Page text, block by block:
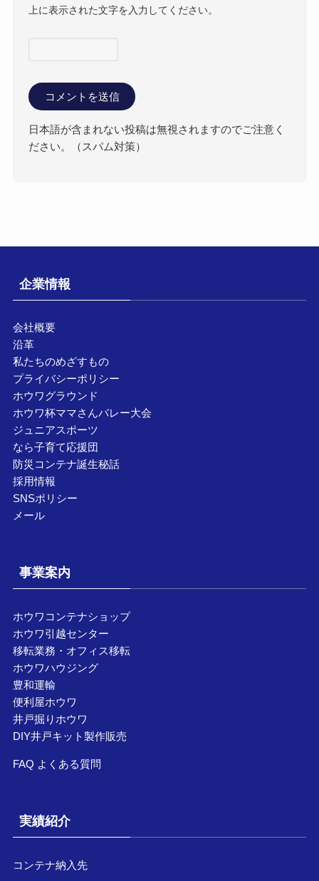
上に表示された文字を入力してください。
日本語が含まれない投稿は無視されますのでご注意く
ださい。（スパム対策）
企業情報
会社概要
沿革
私たちのめざすもの
プライバシーポリシー
ホウワグラウンド
ホウワ杯ママさんバレー大会
ジュニアスポーツ
なら子育て応援団
防災コンテナ誕生秘話
採用情報
SNSポリシー
メール
事業案内
ホウワコンテナショップ
ホウワ引越センター
移転業務・オフィス移転
ホウワハウジング
豊和運輸
便利屋ホウワ
井戸掘りホウワ
DIY井戸キット製作販売
FAQ よくある質問
実績紹介
コンテナ納入先